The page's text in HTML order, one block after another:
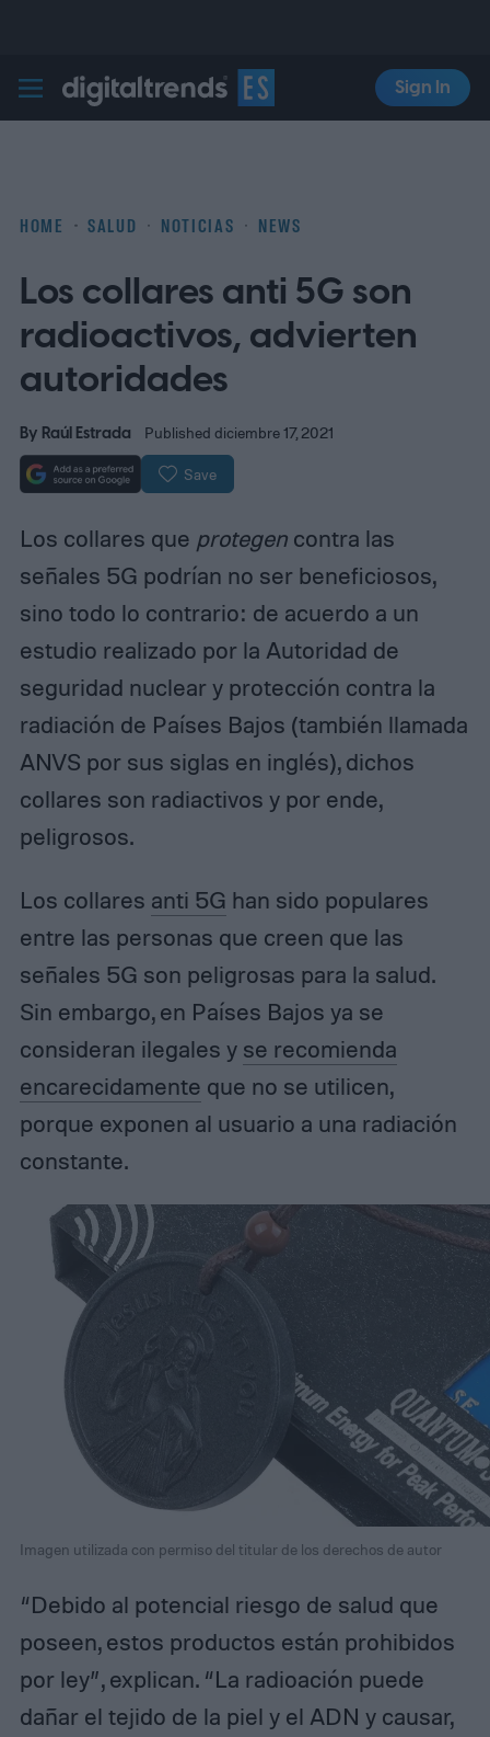
Digital Trends Español
Sign In
HOME SALUD NOTICIAS NEWS
Los collares anti 5G son
radioactivos, advierten
autoridades
By Raúl Estrada Published diciembre 17, 2021
Save
Los collares que protegencontra las
señales 5G podrían no ser beneficiosos,
sino todo lo contrario: de acuerdo a un
estudio realizado por la Autoridad de
seguridad nuclear y protección contra la
radiación de Países Bajos (también llamada
ANVS por sus siglas en inglés), dichos
collares son radiactivos y por ende,
peligrosos.
Los collares anti 5G han sido populares
entre las personas que creen que las
señales 5G son peligrosas para la salud.
Sin embargo, en Países Bajos ya se
consideran ilegales y se recomienda
encarecidamente que no se utilicen,
porque exponen al usuario a una radiación
constante.
Imagen utilizada con permiso del titular de los derechos de autor
“Debido al potencial riesgo de salud que
poseen, estos productos están prohibidos
por ley”, explican. “La radioación puede
dañar el tejido de la piel y el ADN y causar,